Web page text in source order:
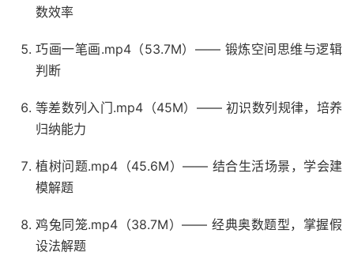
数效率​
巧画一笔画.mp4（53.7M）—— 锻炼空间思维与逻辑
判断​
等差数列入门.mp4（45M）—— 初识数列规律，培养
归纳能力​
植树问题.mp4（45.6M）—— 结合生活场景，学会建
模解题​
鸡兔同笼.mp4（38.7M）—— 经典奥数题型，掌握假
设法解题​